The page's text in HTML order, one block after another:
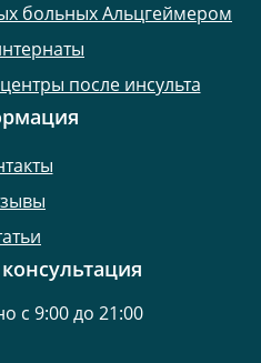
больных Альцгеймером
после инсульта
с 9:00 до 21:00